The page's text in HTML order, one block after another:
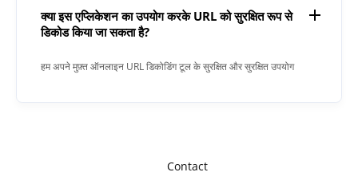
क्या इस एप्लिकेशन का उपयोग करके URL को सुरक्षित रूप से
डिकोड किया जा सकता है?
हम अपने मुफ़्त ऑनलाइन URL डिकोडिंग टूल के सुरक्षित और सुरक्षित उपयोग
Contact